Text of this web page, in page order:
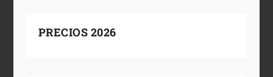
PRECIOS 2026